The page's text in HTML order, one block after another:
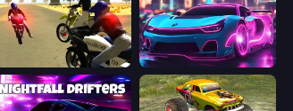
3D Moto Simulator 2 Cyber Cars Punk Racing 2